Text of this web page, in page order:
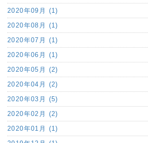
2020年09月 (1)
2020年08月 (1)
2020年07月 (1)
2020年06月 (1)
2020年05月 (2)
2020年04月 (2)
2020年03月 (5)
2020年02月 (2)
2020年01月 (1)